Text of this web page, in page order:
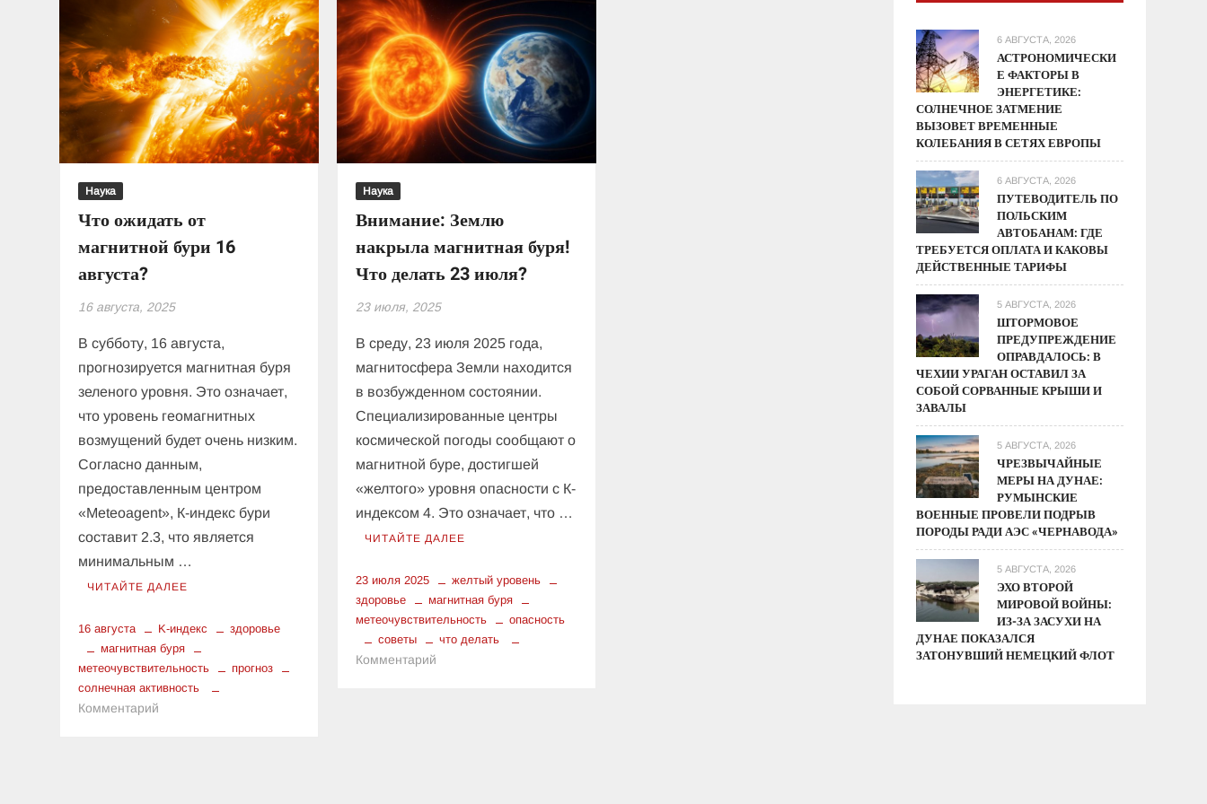
Наука
Что ожидать от
магнитной бури 16
августа?
16 августа, 2025
В субботу, 16 августа,
прогнозируется магнитная буря
зеленого уровня. Это означает,
что уровень геомагнитных
возмущений будет очень низким.
Согласно данным,
предоставленным центром
«Меteoagent», К-индекс бури
составит 2.3, что является
минимальным …
ЧИТАЙТЕ ДАЛЕЕ
16 августа K-индекс
здоровье
магнитная буря
метеочувствительность
прогноз
солнечная активность
Комментарий
Наука
Внимание: Землю
накрыла магнитная буря!
Что делать 23 июля?
23 июля, 2025
В среду, 23 июля 2025 года,
магнитосфера Земли находится
в возбужденном состоянии.
Специализированные центры
космической погоды сообщают о
магнитной буре, достигшей
«желтого» уровня опасности с К-
индексом 4. Это означает, что …
ЧИТАЙТЕ ДАЛЕЕ
23 июля 2025
желтый уровень
здоровье
магнитная буря
метеочувствительность
опасность
советы
что делать
Комментарий
6 АВГУСТА, 2026
АСТРОНОМИЧЕСКИ
Е ФАКТОРЫ В
ЭНЕРГЕТИКЕ:
СОЛНЕЧНОЕ ЗАТМЕНИЕ
ВЫЗОВЕТ ВРЕМЕННЫЕ
КОЛЕБАНИЯ В СЕТЯХ ЕВРОПЫ
6 АВГУСТА, 2026
ПУТЕВОДИТЕЛЬ ПО
ПОЛЬСКИМ
АВТОБАНАМ: ГДЕ
ТРЕБУЕТСЯ ОПЛАТА И КАКОВЫ
ДЕЙСТВЕННЫЕ ТАРИФЫ
5 АВГУСТА, 2026
ШТОРМОВОЕ
ПРЕДУПРЕЖДЕНИЕ
ОПРАВДАЛОСЬ: В
ЧЕХИИ УРАГАН ОСТАВИЛ ЗА
СОБОЙ СОРВАННЫЕ КРЫШИ И
ЗАВАЛЫ
5 АВГУСТА, 2026
ЧРЕЗВЫЧАЙНЫЕ
МЕРЫ НА ДУНАЕ:
РУМЫНСКИЕ
ВОЕННЫЕ ПРОВЕЛИ ПОДРЫВ
ПОРОДЫ РАДИ АЭС «ЧЕРНАВОДА»
5 АВГУСТА, 2026
ЭХО ВТОРОЙ
МИРОВОЙ ВОЙНЫ:
ИЗ-ЗА ЗАСУХИ НА
ДУНАЕ ПОКАЗАЛСЯ
ЗАТОНУВШИЙ НЕМЕЦКИЙ ФЛОТ